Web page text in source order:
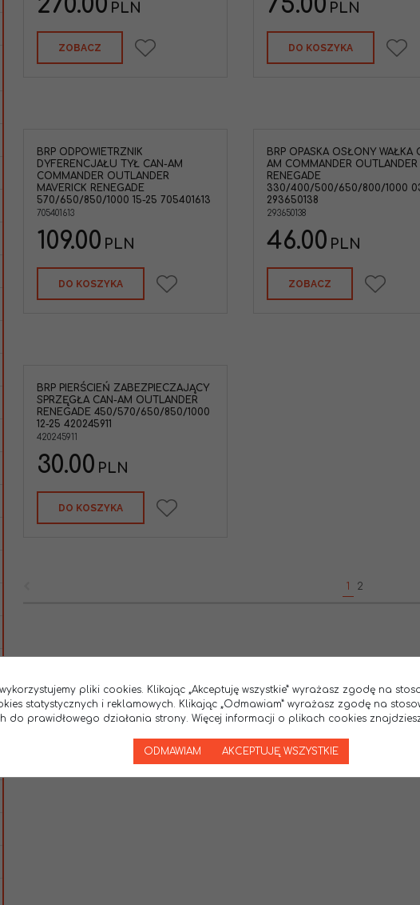
270.00 PLN
ZOBACZ
75.00 PLN
DO KOSZYKA
'15-
BRP ODPOWIETRZNIK
DYFERENCJAŁU TYŁ CAN-AM
COMMANDER OUTLANDER
MAVERICK RENEGADE
570/650/850/1000 15-25 705401613
705401613
109.00 PLN
DO KOSZYKA
BRP 293650138 Opaska mała osłony
wałka 44mm Can-Am Commander
800/1000 '11-15 Outlander
330/400/500/650/800/1000 '03-21
Renegade 500/800/1000 '07-21
Kategoria
BRP OPASKA OSŁONY WAŁKA
AM COMMANDER OUTLANDER
RENEGADE
330/400/500/650/800/1000
293650138
293650138
46.00 PLN
ZOBACZ
BRP Osłona wałka
Can-Am Outlander
Marka pojazdu
Am
BRP PIERŚCIEŃ ZABEZPIECZAJĄCY
SPRZĘGŁA CAN-AM OUTLANDER
RENEGADE 450/570/650/850/1000
12-25 420245911
420245911
30.00 PLN
DO KOSZYKA
1 2
pliki cookies. Klikając „Akceptuję wszystkie” wyrażasz zgodę na
statystycznych i reklamowych. Klikając „Odmawiam” wyrażasz zgodę na
do prawidłowego działania strony. Więcej informacji o plikach cookies
ODMAWIAM AKCEPTUJĘ WSZYSTKIE